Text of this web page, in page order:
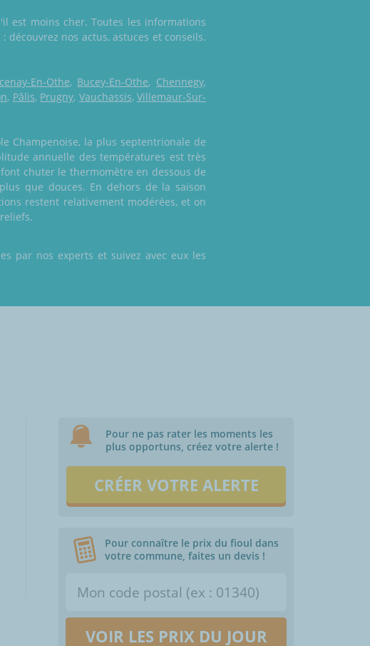
est moins cher. Toutes les informations
nos actus, astuces et conseils.
En-Othe, Bucey-En-Othe, Chennegy,
, Pâlis, Prugny, Vauchassis,Villemaur-Sur-
Champenoise, la plus septentrionale de
annuelle des températures est très
chuter le thermomètre en dessous de
que douces. En dehors de la saison
restent relativement modérées, et on
par nos experts et suivez avec eux les
Pour ne pas rater les moments les
plus opportuns, créez votre alerte !
CRÉER VOTRE ALERTE
Pour connaître le prix du fioul dans
votre commune, faites un devis !
VOIR LES PRIX DU JOUR